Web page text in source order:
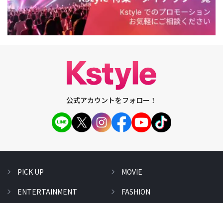
公式アカウントをフォロー！
PICK UP
ENTERTAINMENT
MOVIE
FASHION